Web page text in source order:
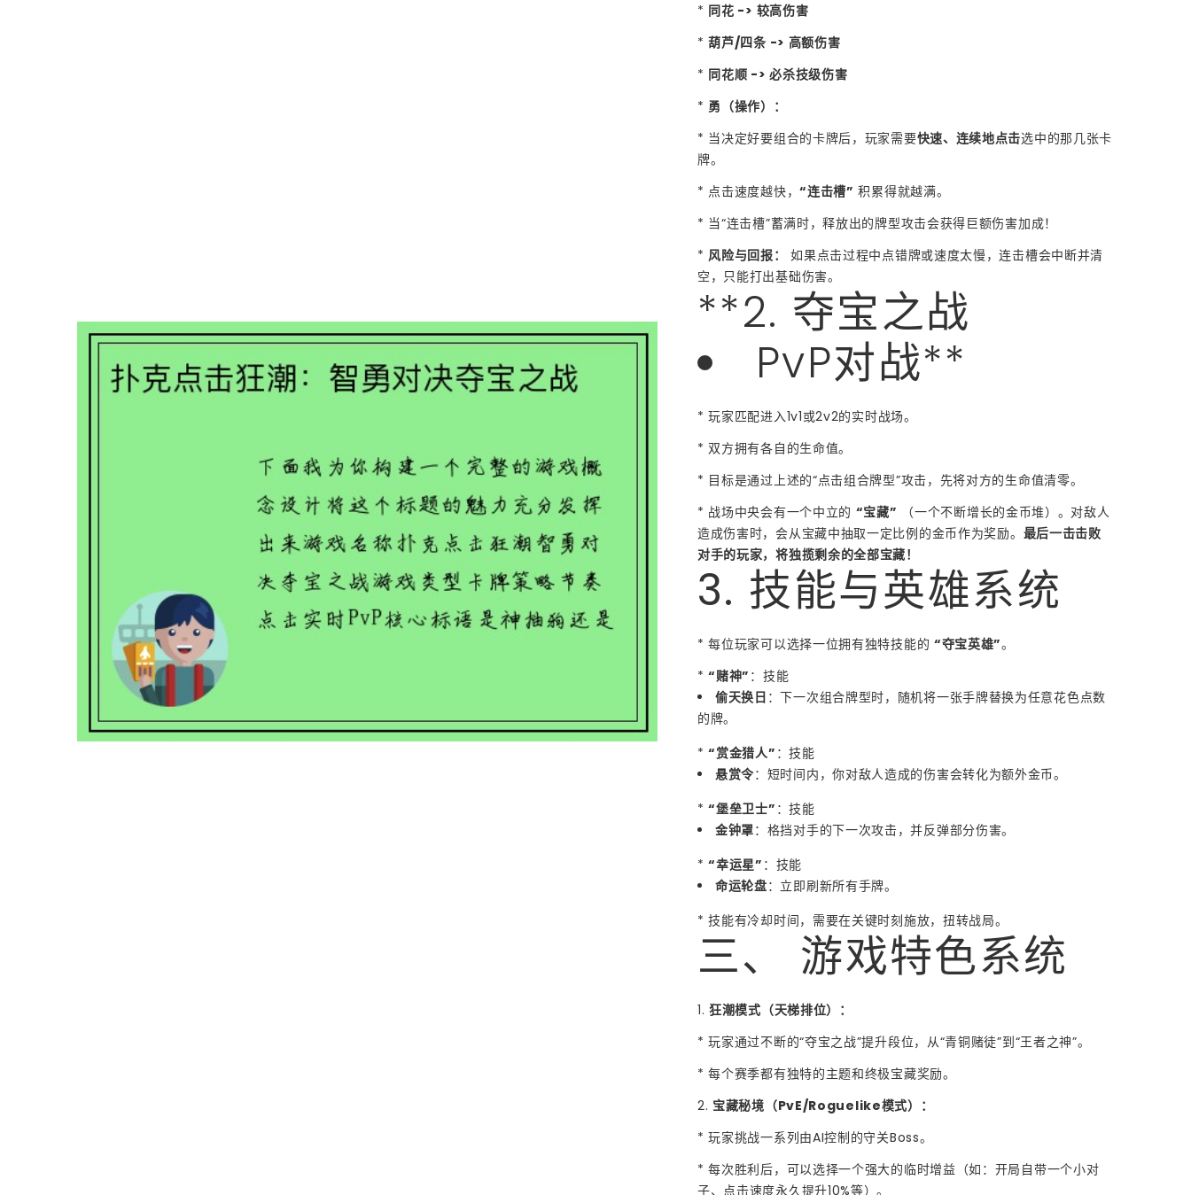
* 同花 -> 较高伤害
*葫芦/四条 -> 高额伤害
* 同花顺 -> 必杀技级伤害
* 勇（操作）：
* 当决定好要组合的卡牌后，玩家需要快速、连续地点击选中的那几张卡
牌。
* 点击速度越快，“连击槽” 积累得就越满。
* 当“连击槽”蓄满时，释放出的牌型攻击会获得巨额伤害加成！
* 风险与回报：
如果点击过程中点错牌或速度太慢，连击槽会中断并清
空，只能打出基础伤害。
**2. 夺宝之战
PvP对战**
* 玩家匹配进入1v1或2v2的实时战场。
* 双方拥有各自的生命值。
* 目标是通过上述的“点击组合牌型”攻击，先将对方的生命值清零。
* 战场中央会有一个中立的 “宝藏” （一个不断增长的金币堆）。对敌人
造成伤害时，会从宝藏中抽取一定比例的金币作为奖励。 最后一击击败
对手的玩家，将独揽剩余的全部宝藏！
3. 技能与英雄系统
* 每位玩家可以选择一位拥有独特技能的 “夺宝英雄”。
*“赌神” ：技能
偷天换日 ：下一次组合牌型时，随机将一张手牌替换为任意花色点数
的牌。
*“赏金猎人” ：技能
悬赏令：短时间内，你对敌人造成的伤害会转化为额外金币。
*“堡垒卫士” ：技能
金钟罩：格挡对手的下一次攻击，并反弹部分伤害。
*“幸运星” ：技能
命运轮盘：立即刷新所有手牌。
* 技能有冷却时间，需要在关键时刻施放，扭转战局。
三、 游戏特色系统
1.狂潮模式（天梯排位）：
* 玩家通过不断的“夺宝之战”提升段位，从“青铜赌徒”到“王者之神”。
* 每个赛季都有独特的主题和终极宝藏奖励。
2. 宝藏秘境（PvE/Roguelike模式）：
* 玩家挑战一系列由AI控制的守关Boss。
* 每次胜利后，可以选择一个强大的临时增益（如：开局自带一个小对
子、点击速度永久提升10%等）。